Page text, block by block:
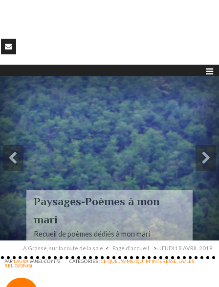
Paysages-Poèmes à mon
mari
Recueil de poèmes dédiés à mon mari
A Grasse, sur la route de la soie Page d'accueil JEUDI 18 AVRIL 2019
PARLAURAVANEL-COYTTE CATÉGORIES :CE QUE J'AIME/QUI M'INTERESSE,LA/LES
RELIGION(S)